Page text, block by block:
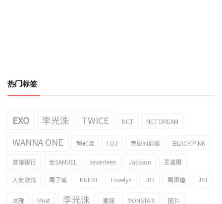
热门标签
EXO 李光洙 TWICE NCT NCT DREAM
WANNA ONE 賴冠霖 I.O.I 壹周的偶像 BLACK PINK
音樂銀行 金SAMUEL seventeen Jackson 王嘉爾
人氣歌謠 周子瑜 NUEST Lovelyz JBJ 周潔瓊 JYJ
泫雅 Mnet 李光洙 畫報 MONSTA X 圖片